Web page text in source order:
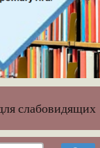
слабовидящих